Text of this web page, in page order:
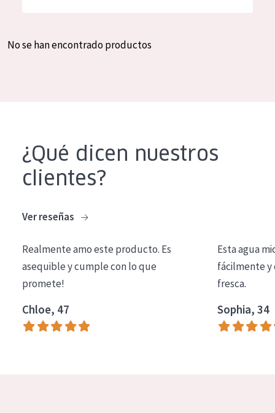
Crema de día
Crema de noche
Limpieza
COLECCIÓN
Essentials
Lift+
Spanish
No se han encontrado productos
¿Qué dicen nuestros
clientes?
Ver reseñas
Realmente amo este producto. Es
asequible y cumple con lo que
promete!
Chloe, 47
Esta agua
fácilmente y
fresca.
Sophia, 34